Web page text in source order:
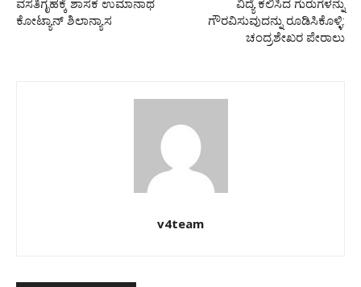
ವಸತಿಗೃಹಕ್ಕೆ ಶಾಸಕ ಉಮಾನಾಥ
ಕೋಟ್ಯಾನ್ ಶಿಲಾನ್ಯಾಸ
ವಿದ್ಯೆ ಕಲಿಸಿದ ಗುರುಗಳನ್ನು
ಗೌರವಿಸುವುದನ್ನು ರೂಡಿಸಿಕೊಳ್ಳಿ:
ಚಂದ್ರಶೇಖರ ಪೇರಾಲು
v4team